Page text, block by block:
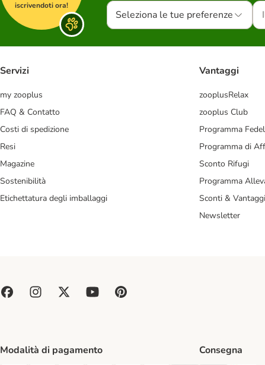
iscrivendoti ora!
Seleziona le tue preferenze
Servizi
my zooplus
FAQ & Contatto
Costi di spedizione
Resi
Magazine
Sostenibilità
Etichettatura degli imballaggi
Vantaggi
zooplusRelax
zooplus Club
Programma
Programma di
Sconto Rifugi
Programma
Sconti & Vantaggi
Newsletter
Modalità di pagamento Consegna